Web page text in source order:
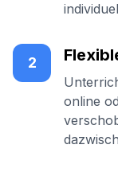
2
online